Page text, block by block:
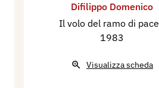
Difilippo Domenico
Il volo del ramo di pace
1983
Visualizza scheda